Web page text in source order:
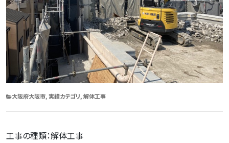
CATEGORIES
大阪府大阪市, 実績カテゴリ, 解体工事
工事の種類：解体工事